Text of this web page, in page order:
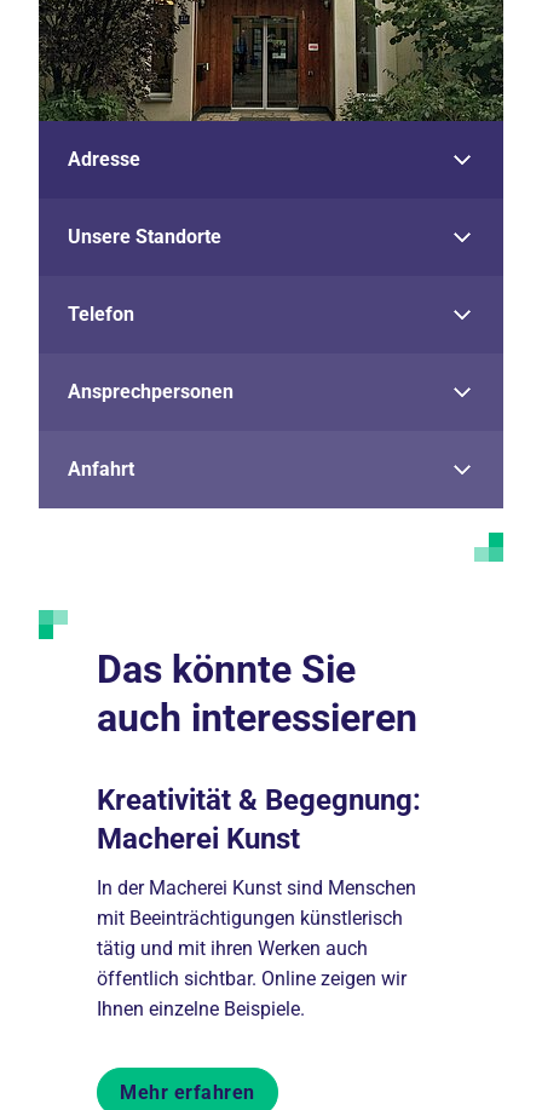
Adresse
Unsere Standorte
Telefon
Ansprechpersonen
Anfahrt
Das könnte Sie
auch interessieren
Kreativität & Begegnung:
Macherei Kunst
In der Macherei Kunst sind Menschen
mit Beeinträchtigungen künstlerisch
tätig und mit ihren Werken auch
öffentlich sichtbar. Online zeigen wir
Ihnen einzelne Beispiele.
Mehr erfahren